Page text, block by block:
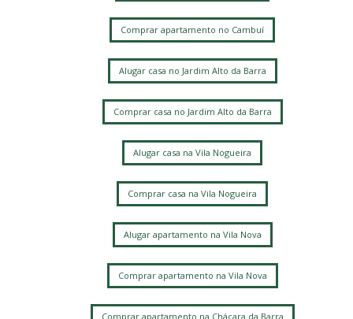
Comprar apartamento no Cambuí
Alugar casa no Jardim Alto da Barra
Comprar casa no Jardim Alto da Barra
Alugar casa na Vila Nogueira
Comprar casa na Vila Nogueira
Alugar apartamento na Vila Nova
Comprar apartamento na Vila Nova
Comprar apartamento na Chácara da Barra